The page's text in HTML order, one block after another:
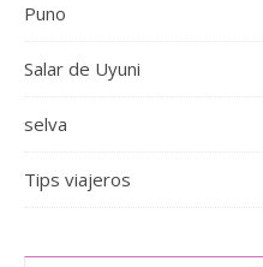
Puno
Salar de Uyuni
selva
Tips viajeros